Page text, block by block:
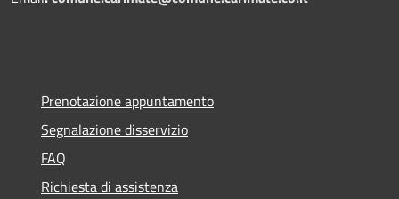
Prenotazione appuntamento
Segnalazione disservizio
FAQ
Richiesta di assistenza